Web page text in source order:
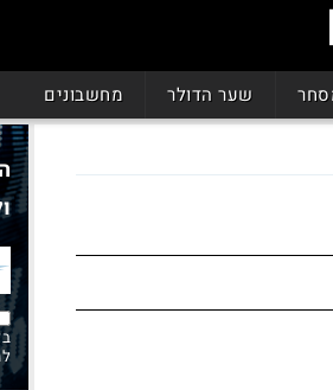
שער הדולר מחשבונים